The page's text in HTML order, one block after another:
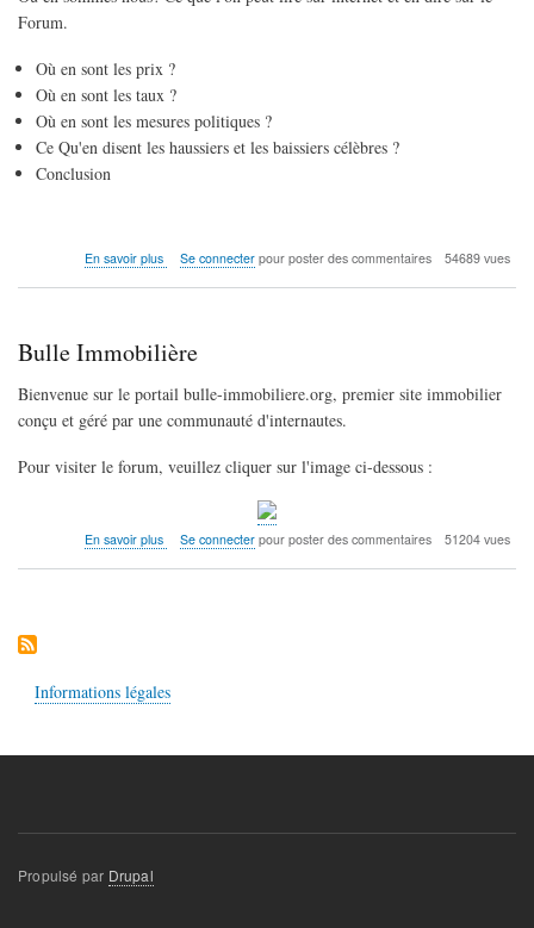
Forum.
Où en sont les prix ?
Où en sont les taux ?
Où en sont les mesures politiques ?
Ce Qu'en disent les haussiers et les baissiers célèbres ?
Conclusion
En savoir plus
sur
Bulle
-
2011
Perspectives
Se connecterpour poster des commentaires 54689 vues
Bulle Immobilière
Bienvenue sur le portail bulle-immobiliere.org, premier site immobilier
conçu et géré par une communauté d'internautes.
Pour visiter le forum, veuillez cliquer sur l'image ci-dessous :
En savoir plus
surSe connecterpour poster des commentaires 51204 vues
Informations légales
Propulsé par Drupal